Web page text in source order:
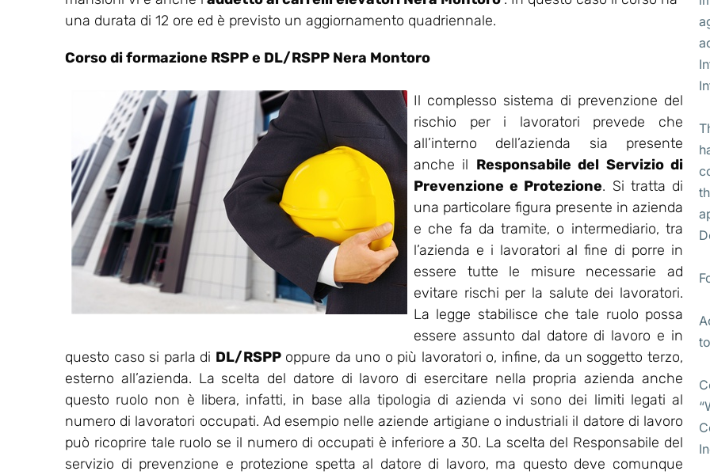
una durata di 12 ore ed è previsto un aggiornamento quadriennale.
Corso di formazione RSPP e DL/RSPP Nera Montoro
Il complesso sistema di prevenzione del
rischio per i lavoratori prevede che
all’interno dell’azienda sia presente
anche il Responsabile del Servizio di
Prevenzione e Protezione. Si tratta di
una particolare figura presente in azienda
e che fa da tramite, o intermediario, tra
l’azienda e i lavoratori al fine di porre in
essere tutte le misure necessarie ad
evitare rischi per la salute dei lavoratori.
La legge stabilisce che tale ruolo possa
essere assunto dal datore di lavoro e in
questo caso si parla di DL/RSPPoppure da uno o più lavoratori o, infine, da un soggetto terzo,
esterno all’azienda. La scelta del datore di lavoro di esercitare nella propria azienda anche
questo ruolo non è libera, infatti, in base alla tipologia di azienda vi sono dei limiti legati al
numero di lavoratori occupati. Ad esempio nelle aziende artigiane o industriali il datore di lavoro
può ricoprire tale ruolo se il numero di occupati è inferiore a 30. La scelta del Responsabile del
servizio di prevenzione e protezione spetta al datore di lavoro, ma questo deve comunque